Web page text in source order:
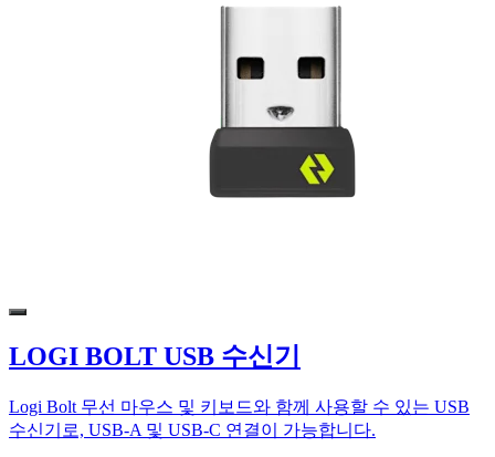
LOGI BOLT USB 수신기
Logi Bolt 무선 마우스 및 키보드와 함께 사용할 수 있는 USB
수신기로, USB-A 및 USB-C 연결이 가능합니다.